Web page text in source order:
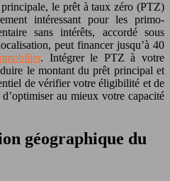
le prêt à taux zéro (PTZ)
intéressant pour les primo-
sans intérêts, accordé sous
peut financer jusqu’à 40
. Intégrer le PTZ à votre
le montant du prêt principal et
de vérifier votre éligibilité et de
au mieux votre capacité
géographique du